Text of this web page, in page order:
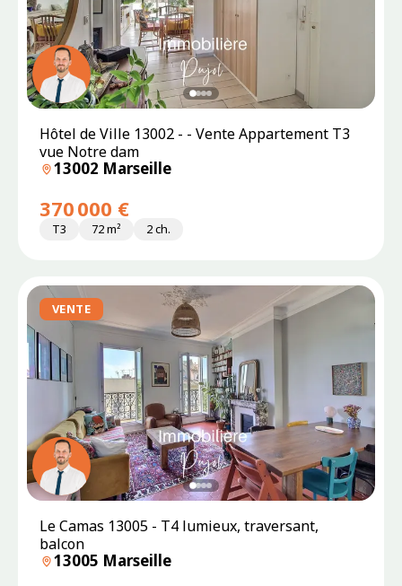
SOUS
PROMESSE
Hôtel de Ville 13002 - - Vente Appartement T3
vue Notre dam
13002 Marseille
370 000 €
T3 72 m² 2 ch.
VENTE
SOUS
PROMESSE
Le Camas 13005 - T4 lumieux, traversant,
balcon
13005 Marseille